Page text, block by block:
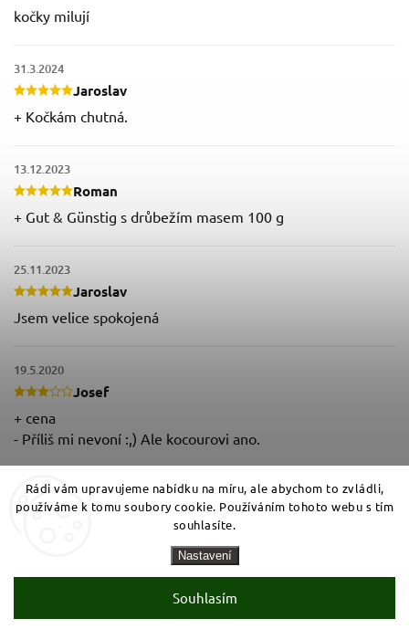
Rádi vám upravujeme nabídku na míru, ale abychom to zvládli,
používáme k tomu soubory cookie. Používáním tohoto webu s tím
souhlasíte.
Nastavení
Souhlasím
kočky milují
Jaroslav
31.3.2024
+ Kočkám chutná.
Roman
13.12.2023
+ Gut & Günstig s drůbežím masem 100 g
Jaroslav
25.11.2023
Jsem velice spokojená
Josef
19.5.2020
+ cena
- Příliš mi nevoní :,) Ale kocourovi ano.